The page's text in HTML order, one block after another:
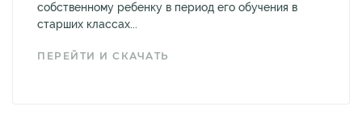
собственному ребенку в период его обучения в
старших классах...
ПЕРЕЙТИ И СКАЧАТЬ